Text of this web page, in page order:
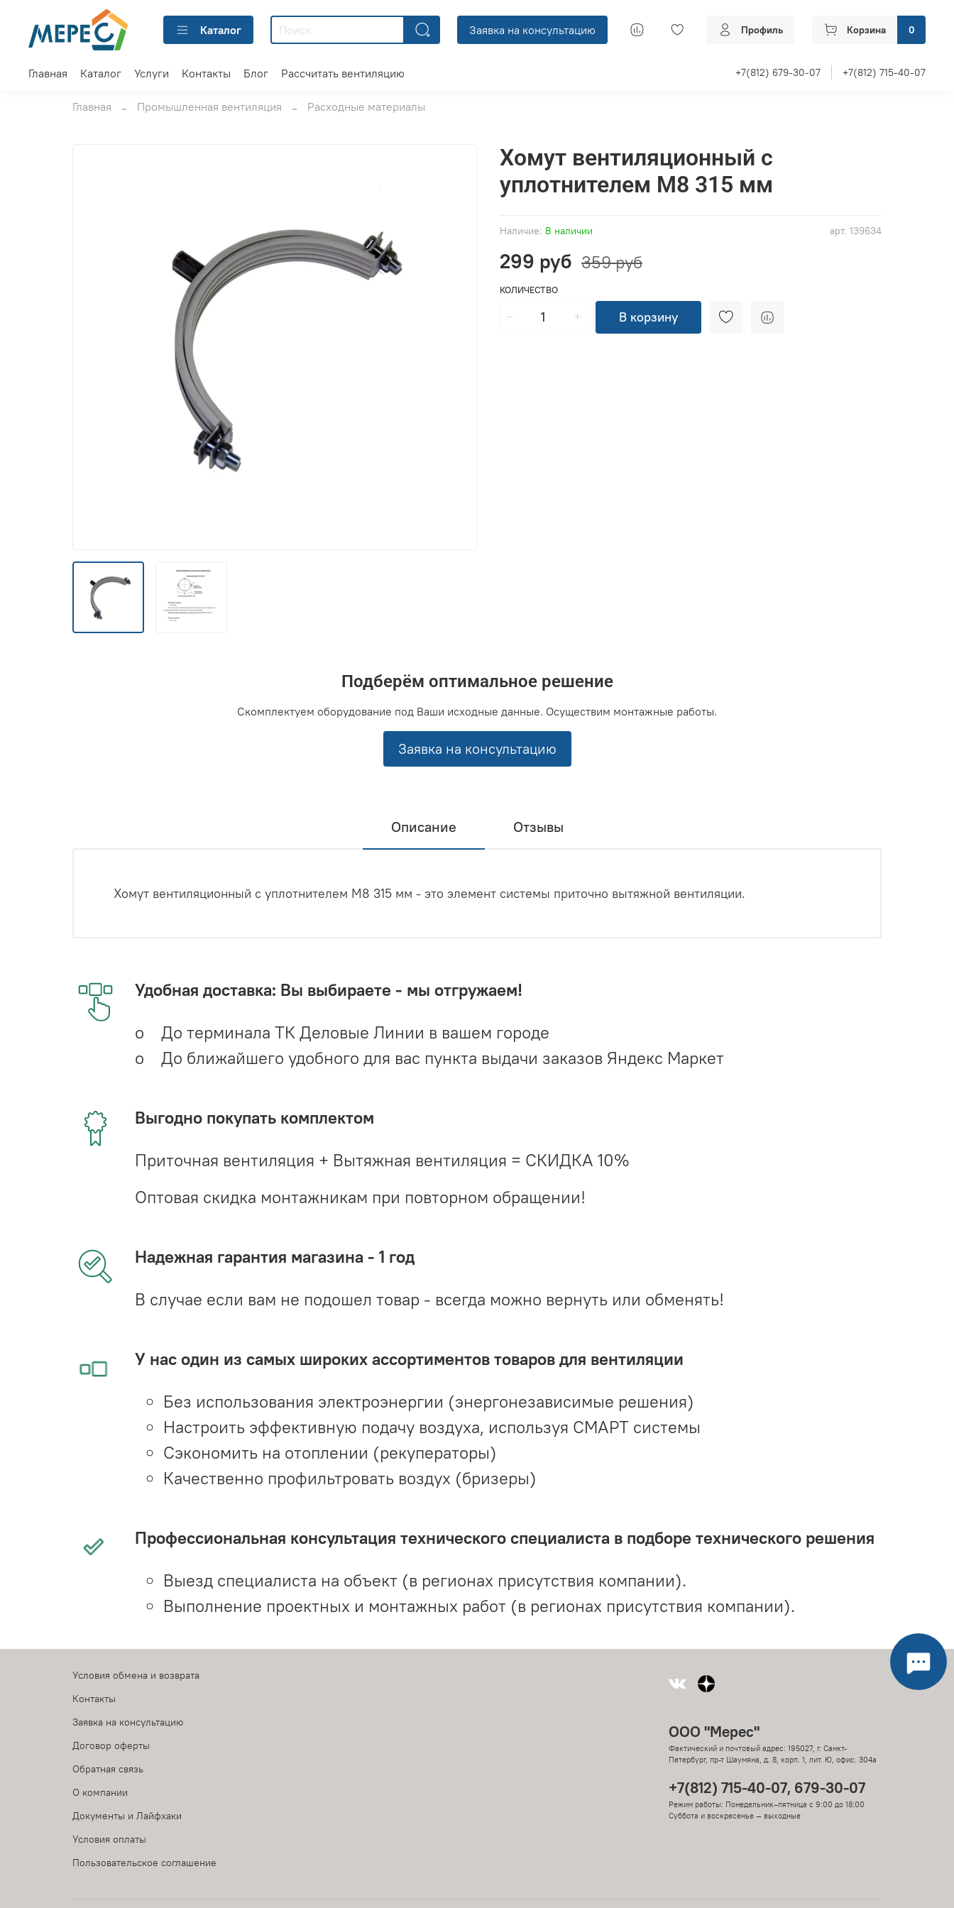
Каталог Заявка на консультацию Профиль Корзина 0
Главная Каталог Услуги Контакты Блог Рассчитать вентиляцию +7(812) 679-30-07 +7(812) 715-40-07
Главная Промышленная вентиляция Расходные материалы
арт. 139634
Наличие: В наличии
Хомут вентиляционный с
уплотнителем M8 315 мм
299 руб 359 руб
КОЛИЧЕСТВО
В корзину
Подберём оптимальное решение
Скомплектуем оборудование под Ваши исходные данные. Осуществим монтажные работы.
Заявка на консультацию
Описание Отзывы
Хомут вентиляционный с уплотнителем M8 315 мм - это элемент системы приточно вытяжной вентиляции.
Удобная доставка: Вы выбираете - мы отгружаем!
o До терминала ТК Деловые Линии в вашем городе
o До ближайшего удобного для вас пункта выдачи заказов Яндекс Маркет
Выгодно покупать комплектом
Приточная вентиляция + Вытяжная вентиляция = СКИДКА 10%
Оптовая скидка монтажникам при повторном обращении!
Надежная гарантия магазина - 1 год
В случае если вам не подошел товар - всегда можно вернуть или обменять!
У нас один из самых широких ассортиментов товаров для вентиляции
Без использования электроэнергии (энергонезависимые решения)
Настроить эффективную подачу воздуха, используя СМАРТ системы
Сэкономить на отоплении (рекуператоры)
Качественно профильтровать воздух (бризеры)
Профессиональная консультация технического специалиста в подборе технического решения
Выезд специалиста на объект (в регионах присутствия компании).
Выполнение проектных и монтажных работ (в регионах присутствия компании).
Условия обмена и возврата
Контакты
Заявка на консультацию
Договор оферты
Обратная связь
О компании
Документы и Лайфхаки
Условия оплаты
Пользовательское соглашение
ООО "Мерес"
Фактический и почтовый адрес: 195027, г. Санкт-
Петербург, пр-т Шаумяна, д. 8, корп. 1, лит. Ю, офис. 304а
+7(812) 715-40-07, 679-30-07
Режим работы: Понедельник–пятница с 9:00 до 18:00
Суббота и воскресенье — выходные